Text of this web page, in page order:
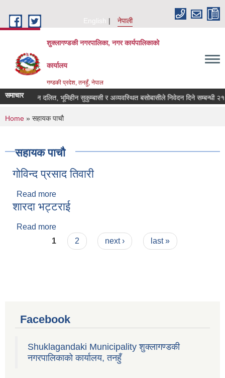
English
नेपाली
शुक्लागण्डकी नगरपालिका, नगर कार्यपालिकाको
कार्यालय
गण्डकी प्रदेश, तनहुँ, नेपाल
समाचार
भूमिहीन दलित, भूमिहीन सुकुम्बासी र अव्यवस्थित बसोबासीले निवेदन दिने सम्बन्धी २१
You are here
Home » सहायक पाचौ
सहायक पाचौ
गोविन्द प्रसाद तिवारी
Read more
शारदा भट्टराई
Read more
Pages
1 2 next › last »
Facebook
Shuklagandaki Municipality शुक्लागण्डकी
नगरपालिकाको कार्यालय, तनहुँ